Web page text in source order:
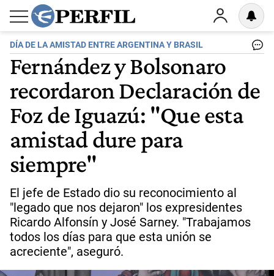
DÍA DE LA AMISTAD ENTRE ARGENTINA Y BRASIL
Fernández y Bolsonaro
recordaron Declaración de
Foz de Iguazú: "Que esta
amistad dure para
siempre"
El jefe de Estado dio su reconocimiento al
"legado que nos dejaron" los expresidentes
Ricardo Alfonsín y José Sarney. "Trabajamos
todos los días para que esta unión se
acreciente", aseguró.